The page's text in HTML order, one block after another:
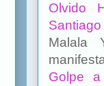
Olvido
Malala
Golpe